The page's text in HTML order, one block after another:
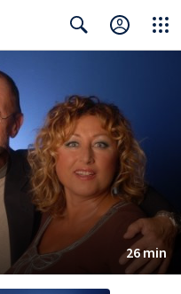
26 min